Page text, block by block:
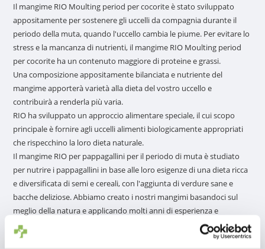
Il mangime RIO Moulting period per cocorite è stato sviluppato
appositamente per sostenere gli uccelli da compagnia durante il
periodo della muta, quando l'uccello cambia le piume. Per evitare lo
stress e la mancanza di nutrienti, il mangime RIO Moulting period
per cocorite ha un contenuto maggiore di proteine e grassi.
Una composizione appositamente bilanciata e nutriente del
mangime apporterà varietà alla dieta del vostro uccello e
contribuirà a renderla più varia.
RIO ha sviluppato un approccio alimentare speciale, il cui scopo
principale è fornire agli uccelli alimenti biologicamente appropriati
che rispecchino la loro dieta naturale.
Il mangime RIO per pappagallini per il periodo di muta è studiato
per nutrire i pappagallini in base alle loro esigenze di una dieta ricca
e diversificata di semi e cereali, con l'aggiunta di verdure sane e
bacche deliziose. Abbiamo creato i nostri mangimi basandoci sul
meglio della natura e applicando molti anni di esperienza e
collaborazioni con allevatori di tutto il mondo.
Per saperne di più